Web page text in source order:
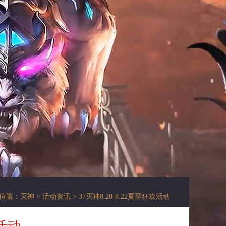
置： 灭神 > 活动资讯 > 37灭神8.20-8.22夏至狂欢活动